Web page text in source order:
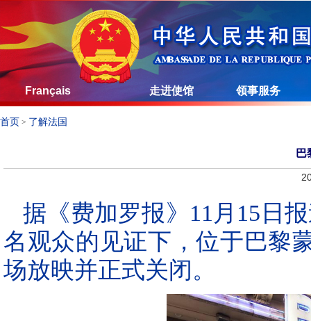
Français 走进使馆 领事服务
首页 > 了解法国
巴
据《费加罗报》11月15日
名观众的见证下，位于巴黎
场放映并正式关闭。